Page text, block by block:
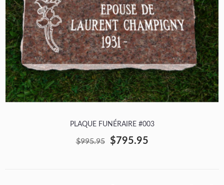
PLAQUE FUNÉRAIRE #003
$995.95 $795.95